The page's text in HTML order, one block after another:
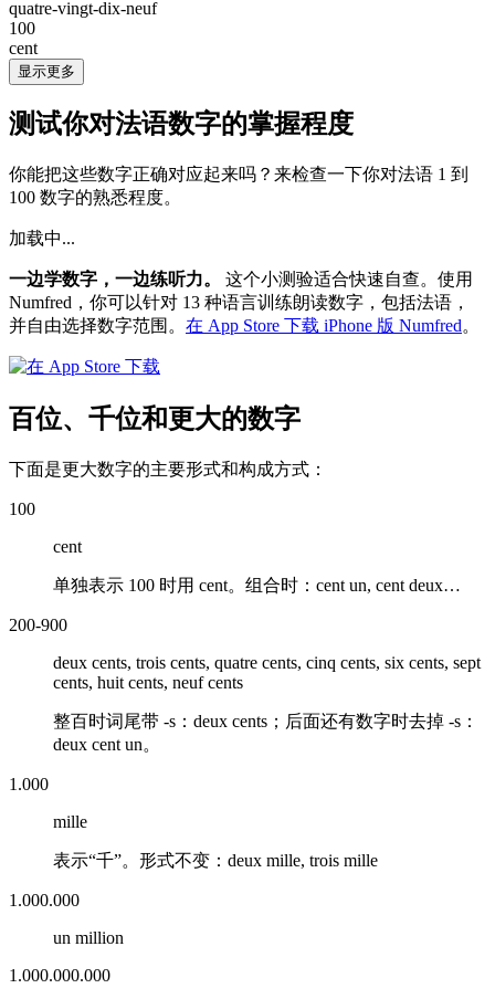
quatre-vingt-dix-neuf
100
cent
显示更多
测试你对法语数字的掌握程度
你能把这些数字正确对应起来吗？来检查一下你对法语 1 到
100 数字的熟悉程度。
加载中...
一边学数字，一边练听力。
这个小测验适合快速自查。使用
Numfred，你可以针对 13 种语言训练朗读数字，包括法语，
并自由选择数字范围。 在 App Store 下载 iPhone 版 Numfred。
百位、千位和更大的数字
下面是更大数字的主要形式和构成方式：
100
cent
单独表示 100 时用 cent。组合时：cent un, cent deux…
200-900
deux cents, trois cents, quatre cents, cinq cents, six cents, sept
cents, huit cents, neuf cents
整百时词尾带 -s： deux cents ；后面还有数字时去掉 -s：
deux cent un。
1.000
mille
表示“千”。形式不变： deux mille, trois mille
1.000.000
un million
1.000.000.000